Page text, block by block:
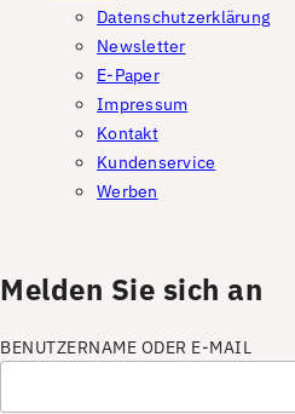
Datenschutzerklärung
Newsletter
E-Paper
Impressum
Kontakt
Kundenservice
Werben
Melden Sie sich an
BENUTZERNAME ODER E-MAIL